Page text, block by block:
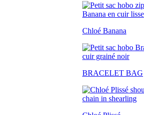
Chloé Banana
BRACELET BAG